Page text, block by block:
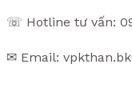
☏ Hotline tư vấn:
✉ Email: